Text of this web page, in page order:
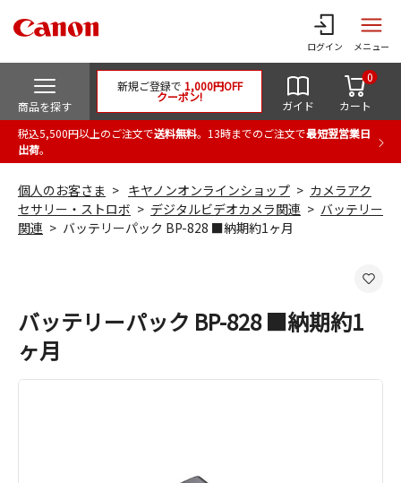
ログイン メニュー
商品を探す
新規ご登録で 1,000円OFF
クーポン!
ガイド カート
0
税込5,500円以上のご注文で送料無料。13時までのご注文で最短翌営業日
出荷。
個人のお客さま キヤノンオンラインショップ
カメラアク
セサリー・ストロボ
デジタルビデオカメラ関連
バッテリー
関連
バッテリーパック BP-828 ■納期約1ヶ月
バッテリーパック BP-828 ■納期約1
ヶ月